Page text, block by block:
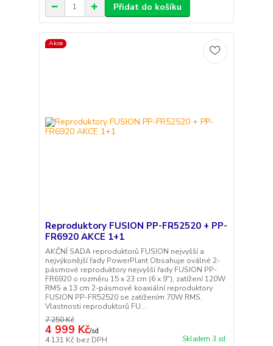
Přidat do košíku
Akce
Reproduktory FUSION PP-FR52520 + PP-
FR6920 AKCE 1+1
AKČNÍ SADA reproduktorů FUSION nejvyšší a
nejvýkonější řady PowerPlant Obsahuje oválné 2-
pásmové reproduktory nejvyšší řady FUSION PP-
FR6920 o rozměru 15 x 23 cm (6 x 9"), zatížení 120W
RMS a 13 cm 2-pásmové koaxiální reproduktory
FUSION PP-FR52520 se zatížením 70W RMS.
Vlastnosti reproduktorů FU...
7 250 Kč
4 999 Kč/sd
4 131 Kč bez DPH Skladem 3 sd